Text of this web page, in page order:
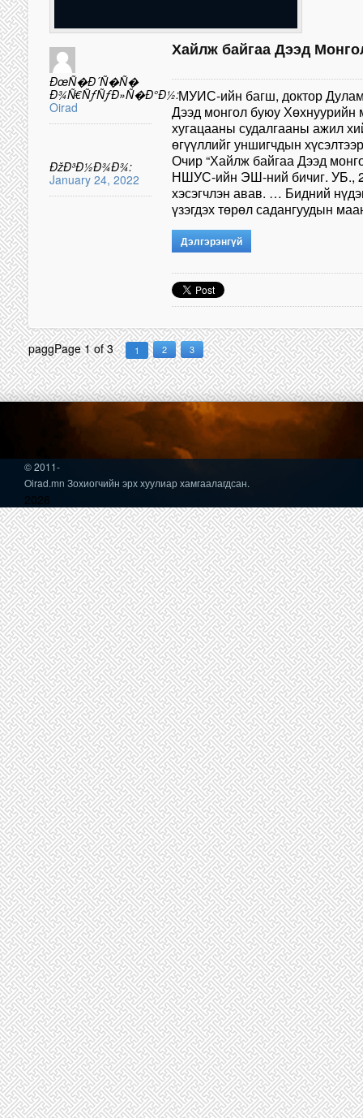
ÐœÑ�Ð´Ñ�Ñ�
Ð¾Ñ€ÑƒÑƒÐ»Ñ�Ð°Ð½:
Oirad
ÐžÐ³Ð½Ð¾Ð¾:
January 24, 2022
Хайлж байгаа Дээд
МУИС-ийн багш, доктор
Дээд монгол буюу Хөхнуурийн
хугацааны судалгааны ажил
өгүүллийг уншигчдын
Очир “Хайлж байгаа Дээд
НШУС-ийн ЭШ-ний бичиг. УБ.,
хэсэгчлэн авав. … Бидний
үзэгдэх төрөл садангуудын
Дэлгэрэнгүй
paggPage 1 of 3 1 2 3
© 2011-
Oirad.mn Зохиогчийн эрх хуулиар хамгаалагдсан.
2026